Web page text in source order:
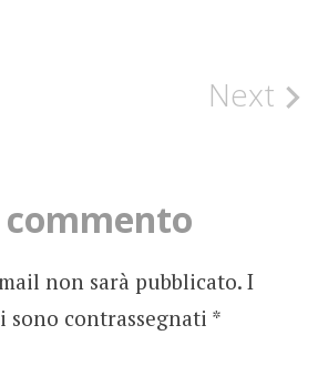
Next
commento
non sarà pubblicato. I
sono contrassegnati *